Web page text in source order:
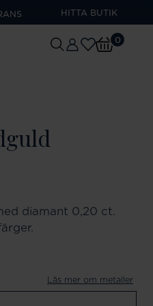
HITTA BUTIK
0
diamant 0,20 ct.
Läs mer om metaller